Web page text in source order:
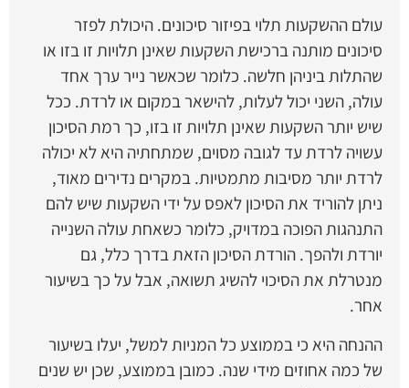
עולם ההשקעות תלוי בפיזור סיכונים. היכולת לפזר
סיכונים מותנה ברכישת השקעות שאינן תלויות זו בזו או
שהתלות ביניהן חלשה. כלומר שכאשר נייר ערך אחד
עולה, השני יכול לעלות, להישאר במקום או לרדת. ככל
שיש יותר השקעות שאינן תלויות זו בזו, כך רמת הסיכון
עשויה לרדת עד לגובה מסוים, שמתחתיה היא לא יכולה
לרדת יותר מסיבות מתמטיות. במקרים נדירים מאוד,
ניתן להוריד את הסיכון לאפס על ידי השקעות שיש להם
התנהגות הפוכה במדויק, כלומר כשאחת עולה השנייה
יורדת ולהפך. הורדת הסיכון הזאת בדרך כלל, גם
מנטרלת את הסיכוי להשיג תשואה, אבל על כך בשיעור
אחר.
ההנחה היא כי בממוצע כל המניות למשל, יעלו בשיעור
של כמה אחוזים מידי שנה. כמובן בממוצע, שכן יש שנים